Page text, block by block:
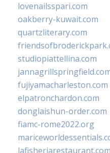
lovenailsspari.com
oakberry-kuwait.com
quartzliterary.com
studiopiattellina.com
fujiyamacharleston.com
elpatronchardon.com
donglaishun-order.com
fiamc-rome2022.org
lafisheriarestaurant.com